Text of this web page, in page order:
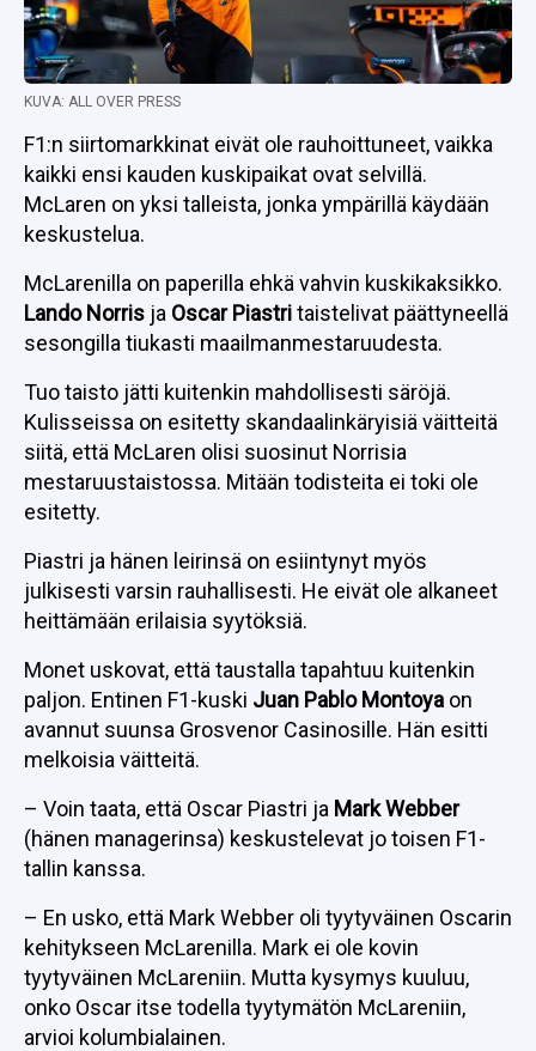
KUVA: ALL OVER PRESS
F1:n siirtomarkkinat eivät ole rauhoittuneet, vaikka
kaikki ensi kauden kuskipaikat ovat selvillä.
McLaren on yksi talleista, jonka ympärillä käydään
keskustelua.
McLarenilla on paperilla ehkä vahvin kuskikaksikko.
Lando Norris ja Oscar Piastritaistelivat päättyneellä
sesongilla tiukasti maailmanmestaruudesta.
Tuo taisto jätti kuitenkin mahdollisesti säröjä.
Kulisseissa on esitetty skandaalinkäryisiä väitteitä
siitä, että McLaren olisi suosinut Norrisia
mestaruustaistossa. Mitään todisteita ei toki ole
esitetty.
Piastri ja hänen leirinsä on esiintynyt myös
julkisesti varsin rauhallisesti. He eivät ole alkaneet
heittämään erilaisia syytöksiä.
Monet uskovat, että taustalla tapahtuu kuitenkin
paljon. Entinen F1-kuski Juan Pablo Montoya on
avannut suunsa Grosvenor Casinosille. Hän esitti
melkoisia väitteitä.
– Voin taata, että Oscar Piastri ja Mark Webber
(hänen managerinsa) keskustelevat jo toisen F1-
tallin kanssa.
– En usko, että Mark Webber oli tyytyväinen Oscarin
kehitykseen McLarenilla. Mark ei ole kovin
tyytyväinen McLareniin. Mutta kysymys kuuluu,
onko Oscar itse todella tyytymätön McLareniin,
arvioi kolumbialainen.